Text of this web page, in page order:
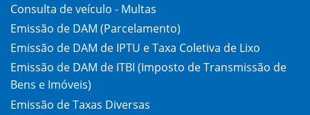
Consulta de veículo - Multas
Emissão de DAM (Parcelamento)
Emissão de DAM de IPTU e Taxa Coletiva de Lixo
Emissão de DAM de ITBI (Imposto de Transmissão de
Bens e Imóveis)
Emissão de Taxas Diversas